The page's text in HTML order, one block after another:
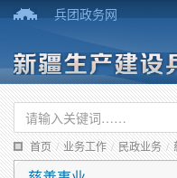
兵团政务网
首页 / 业务工作 / 民政业务 /